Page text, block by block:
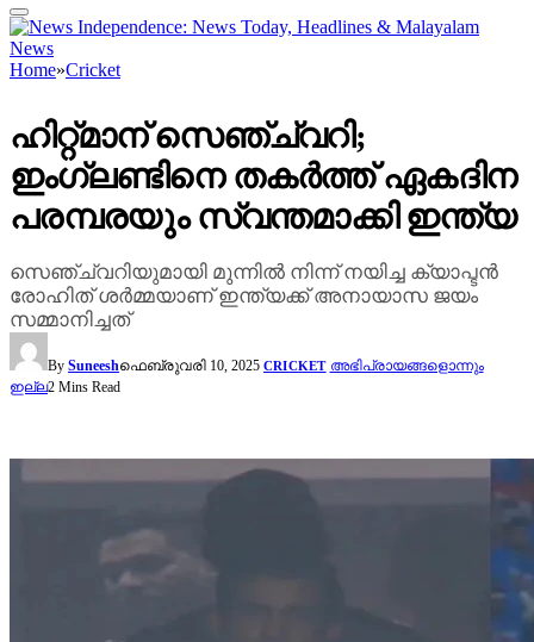
Home»Cricket
ഹിറ്റ്മാന് സെഞ്ച്വറി;
ഇംഗ്ലണ്ടിനെ തകർത്ത് ഏകദിന
പരമ്പരയും സ്വന്തമാക്കി ഇന്ത്യ
സെഞ്ച്വറിയുമായി മുന്നിൽ നിന്ന് നയിച്ച ക്യാപ്ടൻ
രോഹിത് ശർമ്മയാണ് ഇന്ത്യക്ക് അനായാസ ജയം
സമ്മാനിച്ചത്
By Suneeshഫെബ്രുവരി 10, 2025 CRICKET അഭിപ്രായങ്ങളൊന്നും
ഇല്ല2 Mins Read